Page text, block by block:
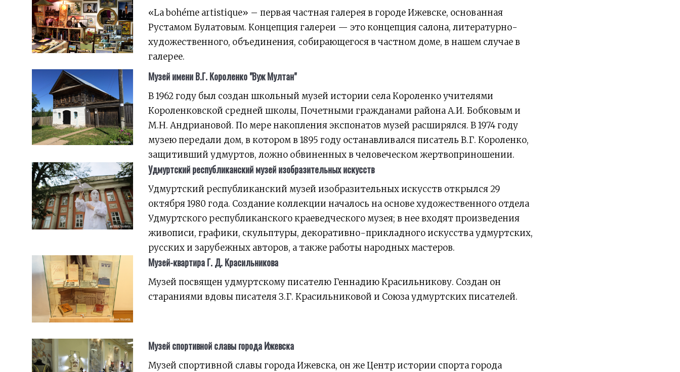
«La bohéme artistique» – первая частная галерея в городе Ижевске, основанная
Рустамом Булатовым. Концепция галереи — это концепция салона, литературно-
художественного, объединения, собирающегося в частном доме, в нашем случае в
галерее.
Музей имени В.Г. Короленко "Вуж Мултан"
В 1962 году был создан школьный музей истории села Короленко учителями
Короленковской средней школы, Почетными гражданами района А.И. Бобковым и
М.Н. Андриановой. По мере накопления экспонатов музей расширялся. В 1974 году
музею передали дом, в котором в 1895 году останавливался писатель В.Г. Короленко,
защитивший удмуртов, ложно обвиненных в человеческом жертвоприношении.
Удмуртский республиканский музей изобразительных искусств
Удмуртский республиканский музей изобразительных искусств открылся 29
октября 1980 года. Создание коллекции началось на основе художественного отдела
Удмуртского республиканского краеведческого музея; в нее входят произведения
живописи, графики, скульптуры, декоративно-прикладного искусства удмуртских,
русских и зарубежных авторов, а также работы народных мастеров.
Музей-квартира Г. Д. Красильникова
Музей посвящен удмуртскому писателю Геннадию Красильникову. Создан он
стараниями вдовы писателя З.Г. Красильниковой и Союза удмуртских писателей.
Музей спортивной славы города Ижевска
Музей спортивной славы города Ижевска, он же Центр истории спорта города